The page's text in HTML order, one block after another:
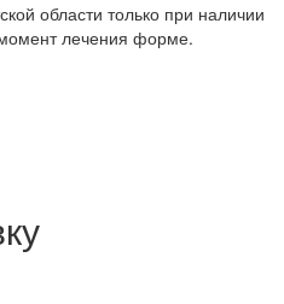
области только при наличии
лечения форме.